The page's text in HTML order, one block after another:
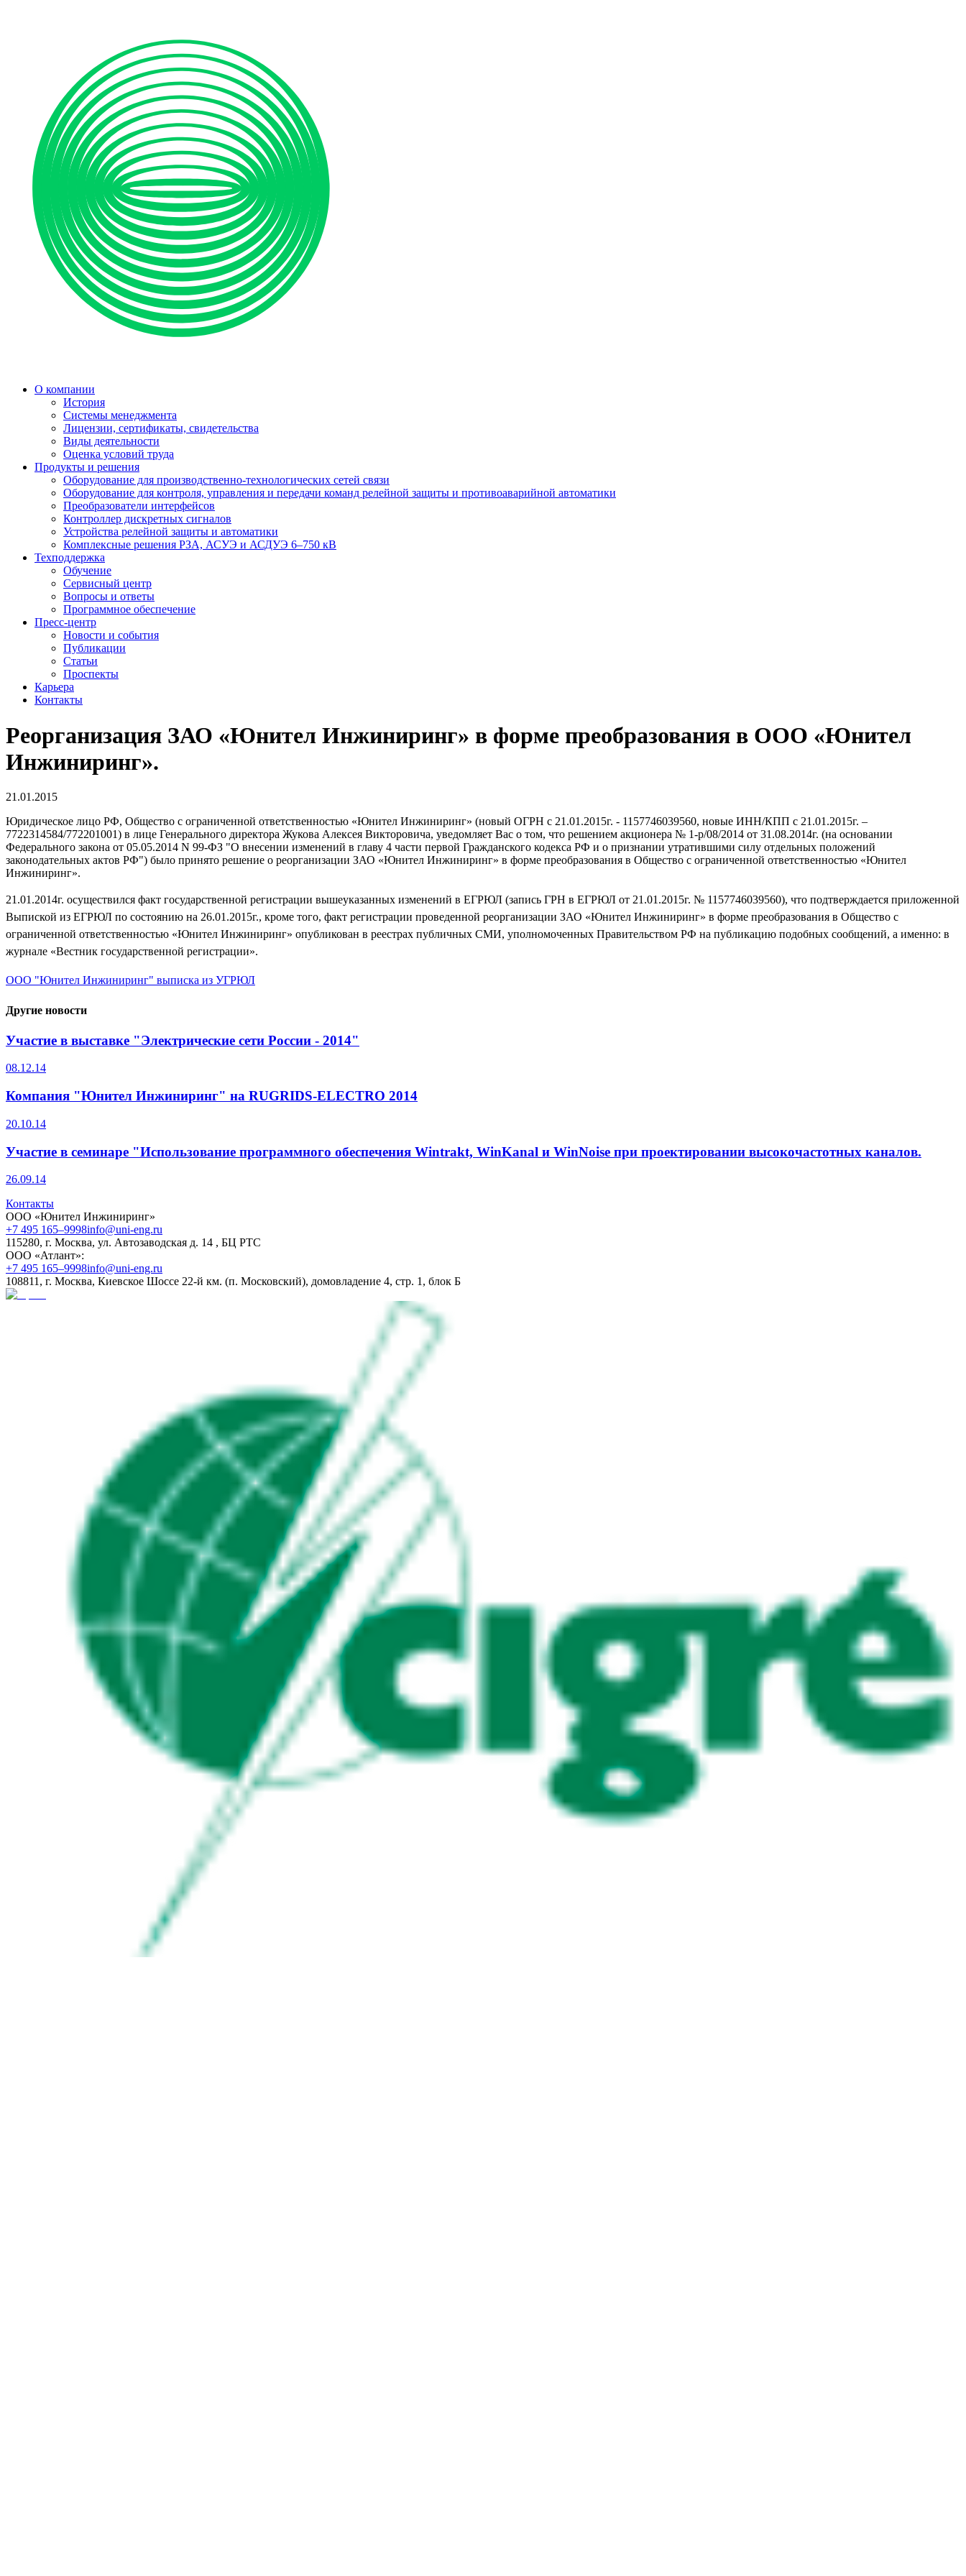
О компании
История
Системы менеджмента
Лицензии, сертификаты, свидетельства
Виды деятельности
Оценка условий труда
Продукты и решения
Оборудование для производственно-технологических сетей связи
Оборудование для контроля, управления и передачи команд релейной защиты и противоаварийной автоматики
Преобразователи интерфейсов
Контроллер дискретных сигналов
Устройства релейной защиты и автоматики
Комплексные решения РЗА, АСУЭ и АСДУЭ 6–750 кВ
Техподдержка
Обучение
Сервисный центр
Вопросы и ответы
Программное обеспечение
Пресс-центр
Новости и события
Публикации
Статьи
Проспекты
Карьера
Контакты
Реорганизация ЗАО «Юнител Инжиниринг» в форме преобразования в ООО «Юнител
Инжиниринг».
21.01.2015
Юридическое лицо РФ, Общество с ограниченной ответственностью «Юнител Инжиниринг» (новый ОГРН с 21.01.2015г. - 1157746039560, новые ИНН/КПП с 21.01.2015г. –
7722314584/772201001) в лице Генерального директора Жукова Алексея Викторовича, уведомляет Вас о том, что решением акционера № 1-р/08/2014 от 31.08.2014г. (на основании
Федерального закона от 05.05.2014 N 99-ФЗ "О внесении изменений в главу 4 части первой Гражданского кодекса РФ и о признании утратившими силу отдельных положений
законодательных актов РФ") было принято решение о реорганизации ЗАО «Юнител Инжиниринг» в форме преобразования в Общество с ограниченной ответственностью «Юнител
Инжиниринг».
21.01.2014г. осуществился факт государственной регистрации вышеуказанных изменений в ЕГРЮЛ (запись ГРН в ЕГРЮЛ от 21.01.2015г. № 1157746039560), что подтверждается приложенной
Выпиской из ЕГРЮЛ по состоянию на 26.01.2015г., кроме того, факт регистрации проведенной реорганизации ЗАО «Юнител Инжиниринг» в форме преобразования в Общество с
ограниченной ответственностью «Юнител Инжиниринг» опубликован в реестрах публичных СМИ, уполномоченных Правительством РФ на публикацию подобных сообщений, а именно: в
журнале «Вестник государственной регистрации».
ООО "Юнител Инжиниринг" выписка из УГРЮЛ
Другие новости
Участие в выставке "Электрические сети России - 2014"
08.12.14
Компания "Юнител Инжиниринг" на RUGRIDS-ELECTRO 2014
20.10.14
Участие в семинаре "Использование программного обеспечения Wintrakt, WinKanal и WinNoise при проектировании высокочастотных каналов.
26.09.14
Контакты
ООО «Юнител Инжиниринг»
+7 495 165–9998info@uni-eng.ru
115280, г. Москва, ул. Автозаводская д. 14 , БЦ РТС
ООО «Атлант»:
+7 495 165–9998info@uni-eng.ru
108811, г. Москва, Киевское Шоссе 22-й км. (п. Московский), домовладение 4, стр. 1, блок Б